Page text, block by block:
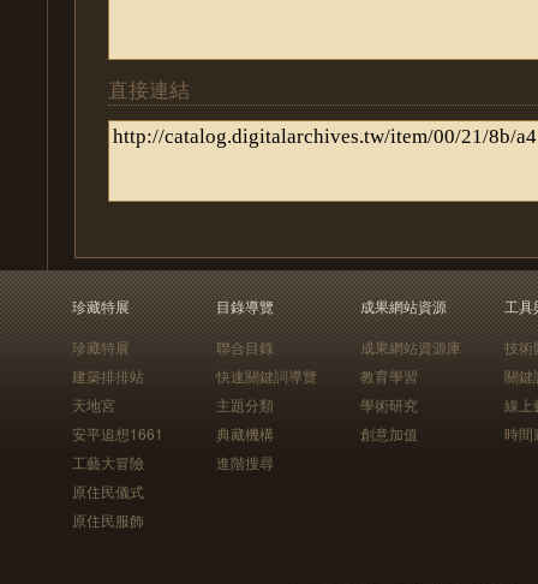
直接連結
珍藏特展
珍藏特展
建築排排站
天地宮
安平追想1661
工藝大冒險
原住民儀式
原住民服飾
目錄導覽
聯合目錄
快速關鍵詞導覽
主題分類
典藏機構
進階搜尋
成果網站資源
成果網站資源庫
教育學習
學術研究
創意加值
工具
技術
關鍵
線上
時間